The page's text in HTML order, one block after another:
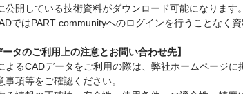
公開している技術資料がダウンロード可能になります。
ではPART communityへのログインを行うことなく
ータのご利用上の注意とお問い合わせ先】
よるCADデータをご利用の際は、弊社ホームページ
事項等をご確認ください。